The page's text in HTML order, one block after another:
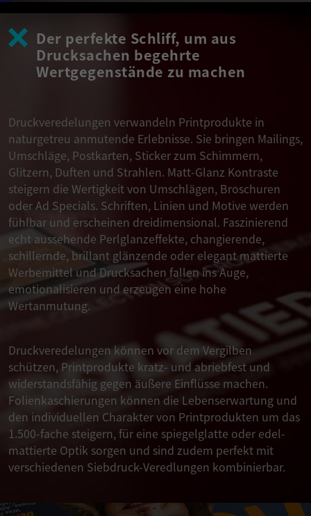
Der perfekte Schliff, um aus
Drucksachen begehrte
Wertgegenstände zu machen
Druckveredelungen verwandeln Printprodukte in
naturgetreu anmutende Erlebnisse. Sie bringen Mailings,
Umschläge, Postkarten, Sticker zum Schimmern,
Glitzern, Duften und Strahlen. Matt-Glanz Kontraste
steigern die Wertigkeit von Umschlägen, Broschuren
oder Ad Specials. Schriften, Linien und Motive werden
fühlbar und erscheinen dreidimensional. Faszinierend
echt aussehende Perlglanzeffekte, changierende,
schillernde, brillant glänzende oder elegant mattierte
Werbemittel und Drucksachen fallen ins Auge,
emotionalisieren und erzeugen eine hohe
Wertanmutung.
Druckveredelungen können vor dem Vergilben
schützen, Printprodukte kratz- und abriebfest und
widerstandsfähig gegen äußere Einflüsse machen.
Folienkaschierungen können die Lebenserwartung und
den individuellen Charakter von Printprodukten um das
1.500-fache steigern, für eine spiegelglatte oder edel-
mattierte Optik sorgen und sind zudem perfekt mit
verschiedenen Siebdruck-Veredlungen kombinierbar.